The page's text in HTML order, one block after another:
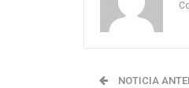
NOTICIA